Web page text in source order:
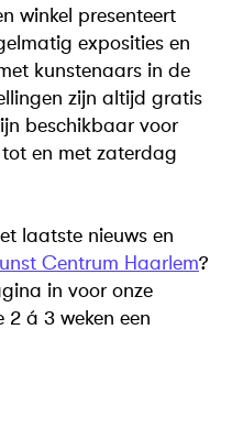
winkel presenteert
exposities en
kunstenaars in de
zijn altijd gratis
beschikbaar voor
en met zaterdag
laatste nieuws en
Centrum Haarlem?
in voor onze
2 á 3 weken een